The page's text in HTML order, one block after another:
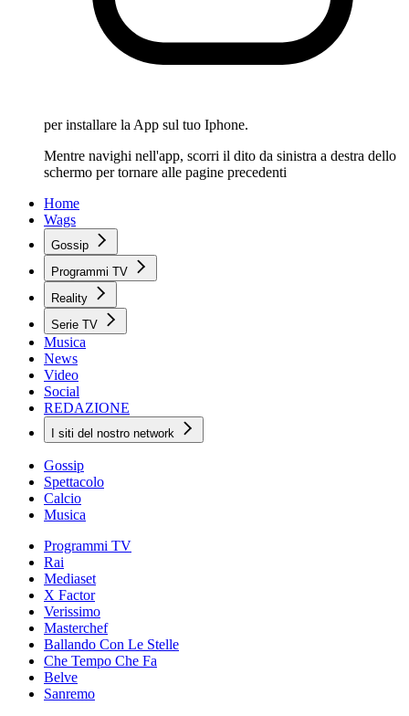
per installare la App sul tuo Iphone.
Mentre navighi nell'app, scorri il dito da sinistra a destra dello
schermo per tornare alle pagine precedenti
Home
Wags
Gossip
Programmi TV
Reality
Serie TV
Musica
News
Video
Social
REDAZIONE
I siti del nostro network
Gossip
Spettacolo
Calcio
Musica
Programmi TV
Rai
Mediaset
X Factor
Verissimo
Masterchef
Ballando Con Le Stelle
Che Tempo Che Fa
Belve
Sanremo